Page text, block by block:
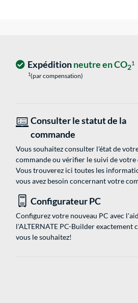
Expéditionneutre en CO21
1(par compensation)
Consulter le statut de la
commande
Vous souhaitez consulter l'état de
commande ou vérifier le suivi de votre
Vous trouverez ici toutes les
vous avez besoin concernant votre
Configurateur PC
Configurez votre nouveau PC avec
l'ALTERNATE PC-Builder exactement
vous le souhaitez!